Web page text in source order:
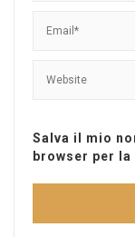
Salva il mio
browser per